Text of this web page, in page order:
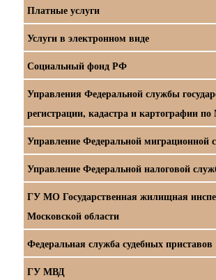
Платные услуги
Услуги в электронном виде
Социальный фонд РФ
Управления Федеральной службы
регистрации, кадастра и картографии
Управление Федеральной миграционной
Управление Федеральной налоговой
ГУ МО Государственная жилищная
Московской области
Федеральная служба судебных приставов
ГУ МВД